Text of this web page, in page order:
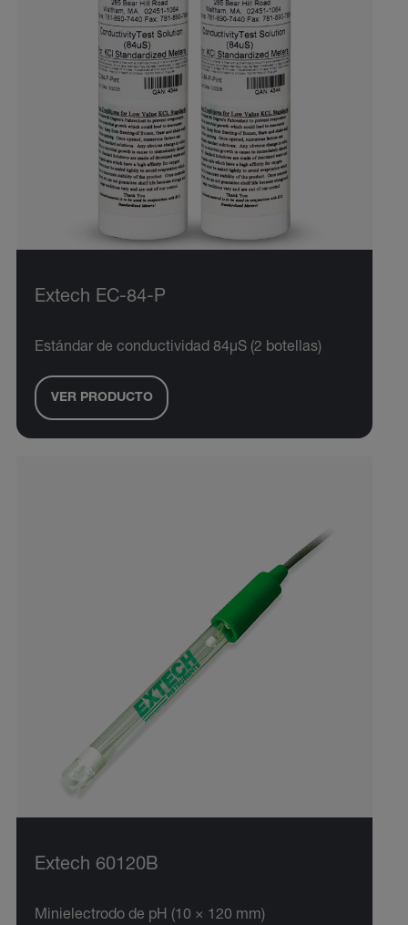
Extech EC-84-P
Estándar de conductividad 84µS (2 botellas)
VER PRODUCTO
Extech 60120B
Minielectrodo de pH (10 × 120 mm)